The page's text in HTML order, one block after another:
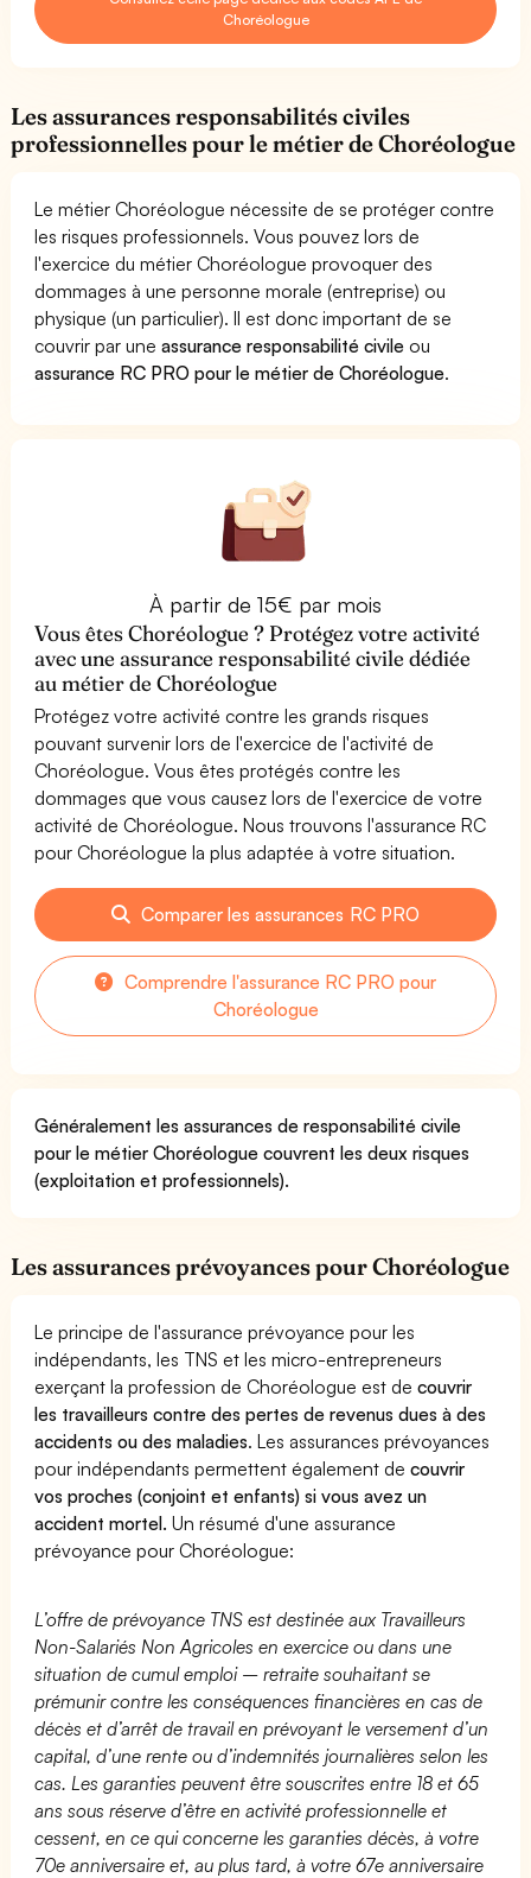
Choréologue
Les assurances responsabilités civiles
professionnelles pour le métier de Choréologue
Le métier Choréologue nécessite de se protéger contre
les risques professionnels. Vous pouvez lors de
l'exercice du métier Choréologue provoquer des
dommages à une personne morale (entreprise) ou
physique (un particulier). Il est donc important de se
couvrir par uneassurance responsabilité civile ou
assurance RC PRO pour le métier de Choréologue.
À partir de 15€ par mois
Vous êtes Choréologue ? Protégez votre activité
avec une assurance responsabilité civile dédiée
au métier de Choréologue
Protégez votre activité contre les grands risques
pouvant survenir lors de l'exercice de l'activité de
Choréologue. Vous êtes protégés contre les
dommages que vous causez lors de l'exercice de votre
activité de Choréologue. Nous trouvons l'assurance RC
pour Choréologue la plus adaptée à votre situation.
Comparer les assurances RC PRO
Comprendre l'assurance RC PRO pour
Choréologue
Généralement les assurances de responsabilité civile
pour le métier Choréologue couvrent les deux risques
(exploitation et professionnels).
Les assurances prévoyances pour Choréologue
Le principe de l'assurance prévoyance pour les
indépendants, les TNS et les micro-entrepreneurs
exerçant la profession de Choréologue est decouvrir
les travailleurs contre des pertes de revenus dues à des
accidents ou des maladies. Les assurances prévoyances
pour indépendants permettent également decouvrir
vos proches (conjoint et enfants) si vous avez un
accident mortel. Un résumé d'une assurance
prévoyance pour Choréologue:
L’offre de prévoyance TNS est destinée aux Travailleurs
Non-Salariés Non Agricoles en exercice ou dans une
situation de cumul emploi – retraite souhaitant se
prémunir contre les conséquences financières en cas de
décès et d’arrêt de travail en prévoyant le versement d’un
capital, d’une rente ou d’indemnités journalières selon les
cas. Les garanties peuvent être souscrites entre 18 et 65
ans sous réserve d’être en activité professionnelle et
cessent, en ce qui concerne les garanties décès, à votre
70e anniversaire et, au plus tard, à votre 67e anniversaire